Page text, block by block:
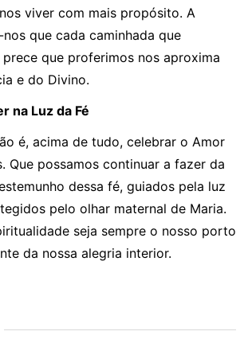
viver com mais propósito. A
que cada caminhada que
que proferimos nos aproxima
e do Divino.
na Luz da Fé
é, acima de tudo, celebrar o Amor
Que possamos continuar a fazer da
dessa fé, guiados pela luz
pelo olhar maternal de Maria.
seja sempre o nosso porto
da nossa alegria interior.